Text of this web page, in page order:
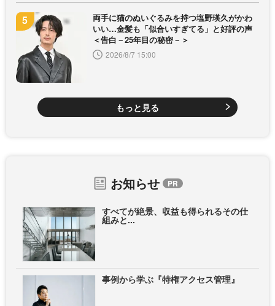
両手に猫のぬいぐるみを持つ塩野瑛久がかわ
いい…金髪も「似合いすぎてる」と好評の声
＜告白－25年目の秘密－＞
2026/8/7 15:00
もっと見る
お知らせ
すべてが絶景、収益も得られるその仕
組みと...
事例から学ぶ『特権アクセス管理』